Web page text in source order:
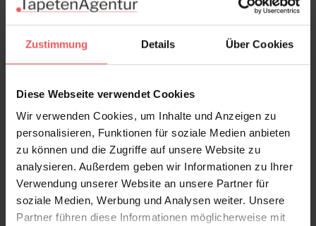
Zustimmung Details Über Cookies
Diese Webseite verwendet Cookies
Wir verwenden Cookies, um Inhalte und Anzeigen zu
personalisieren, Funktionen für soziale Medien anbieten
zu können und die Zugriffe auf unsere Website zu
analysieren. Außerdem geben wir Informationen zu Ihrer
Verwendung unserer Website an unsere Partner für
soziale Medien, Werbung und Analysen weiter. Unsere
Partner führen diese Informationen möglicherweise mit